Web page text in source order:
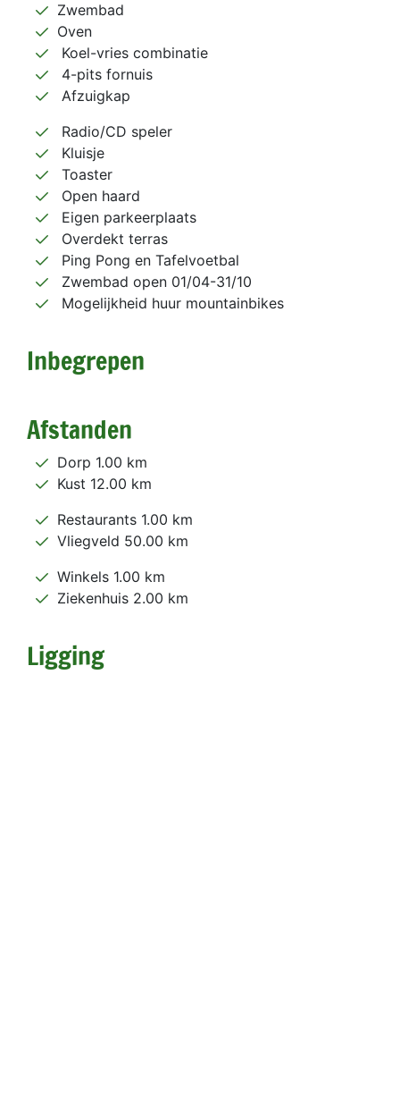
Zwembad
Oven
Koel-vries combinatie
4-pits fornuis
Afzuigkap
Radio/CD speler
Kluisje
Toaster
Open haard
Eigen parkeerplaats
Overdekt terras
Ping Pong en Tafelvoetbal
Zwembad open 01/04-31/10
Mogelijkheid huur mountainbikes
Inbegrepen
Afstanden
Dorp 1.00 km
Kust 12.00 km
Restaurants 1.00 km
Vliegveld 50.00 km
Winkels 1.00 km
Ziekenhuis 2.00 km
Ligging